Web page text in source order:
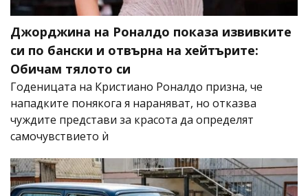
Джорджина на Роналдо показа извивките
си по бански и отвърна на хейтърите:
Обичам тялото си
Годеницата на Кристиано Роналдо призна, че
нападките понякога я нараняват, но отказва
чуждите представи за красота да определят
самочувствието ѝ